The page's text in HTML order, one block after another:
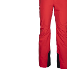
Штаны